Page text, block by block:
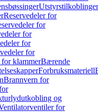
Utstyrstilkoblinger
Reservedeler for
for
for
for
for
for klammerBærende
Forbruksmateriell
Brannvern for
og
for